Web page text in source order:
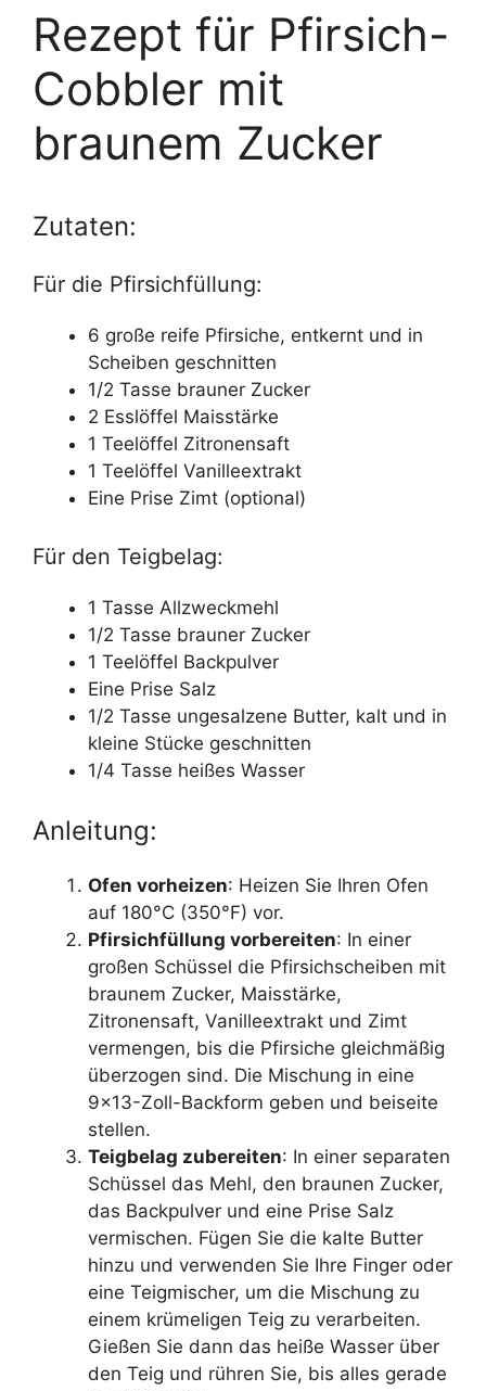
Rezept für Pfirsich-
Cobbler mit
braunem Zucker
Zutaten:
Für die Pfirsichfüllung:
6 große reife Pfirsiche, entkernt und in
Scheiben geschnitten
1/2 Tasse brauner Zucker
2 Esslöffel Maisstärke
1 Teelöffel Zitronensaft
1 Teelöffel Vanilleextrakt
Eine Prise Zimt (optional)
Für den Teigbelag:
1 Tasse Allzweckmehl
1/2 Tasse brauner Zucker
1 Teelöffel Backpulver
Eine Prise Salz
1/2 Tasse ungesalzene Butter, kalt und in
kleine Stücke geschnitten
1/4 Tasse heißes Wasser
Anleitung:
Ofen vorheizen: Heizen Sie Ihren Ofen
auf 180°C (350°F) vor.
Pfirsichfüllung vorbereiten: In einer
großen Schüssel die Pfirsichscheiben mit
braunem Zucker, Maisstärke,
Zitronensaft, Vanilleextrakt und Zimt
vermengen, bis die Pfirsiche gleichmäßig
überzogen sind. Die Mischung in eine
9×13-Zoll-Backform geben und beiseite
stellen.
Teigbelag zubereiten: In einer separaten
Schüssel das Mehl, den braunen Zucker,
das Backpulver und eine Prise Salz
vermischen. Fügen Sie die kalte Butter
hinzu und verwenden Sie Ihre Finger oder
eine Teigmischer, um die Mischung zu
einem krümeligen Teig zu verarbeiten.
Gießen Sie dann das heiße Wasser über
den Teig und rühren Sie, bis alles gerade